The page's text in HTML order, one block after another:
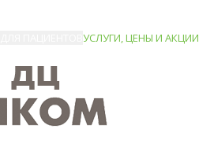
УСЛУГИ, ЦЕНЫ И АКЦИИ